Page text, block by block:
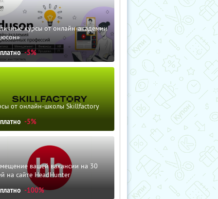
курсы от онлайн-академии
-5%
от онлайн-школы Skillfactory
-5%
вашей вакансии на 30
на сайте HeadHunter
-100%